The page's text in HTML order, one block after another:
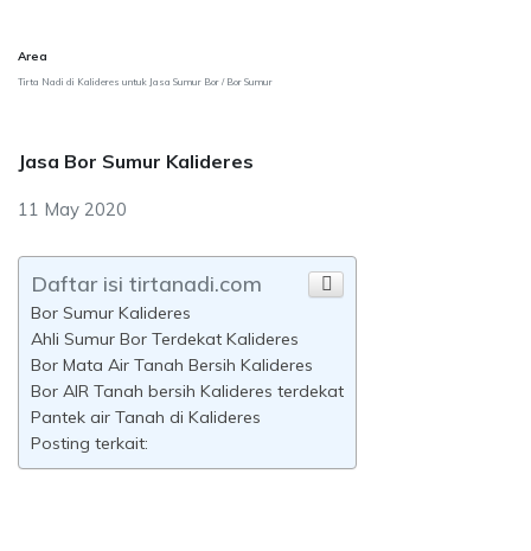
Area
Tirta Nadi di Kalideres untuk Jasa Sumur Bor / Bor Sumur
Jasa Bor Sumur Kalideres
11 May 2020
Daftar isi tirtanadi.com
Bor Sumur Kalideres
Ahli Sumur Bor Terdekat Kalideres
Bor Mata Air Tanah Bersih Kalideres
Bor AIR Tanah bersih Kalideres terdekat
Pantek air Tanah di Kalideres
Posting terkait: